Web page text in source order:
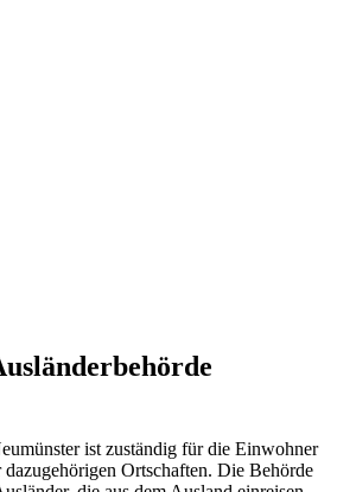
ist zuständig für die Einwohner
Ortschaften. Die Behörde